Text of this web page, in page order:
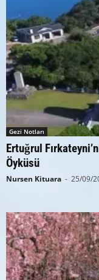
Gezi Notları
Ertuğrul
Öyküsü
Nursen Kituara - 25/09/